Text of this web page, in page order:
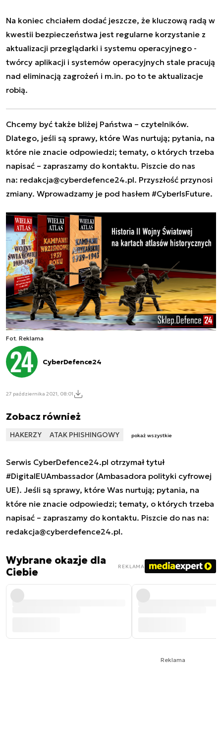
Na koniec chciałem dodać jeszcze, że kluczową radą w
kwestii bezpieczeństwa jest regularne korzystanie z
aktualizacji przeglądarki i systemu operacyjnego -
twórcy aplikacji i systemów operacyjnych stale pracują
nad eliminacją zagrożeń i m.in. po to te aktualizacje
robią.
Chcemy być także bliżej Państwa – czytelników.
Dlatego, jeśli są sprawy, które Was nurtują; pytania, na
które nie znacie odpowiedzi; tematy, o których trzeba
napisać – zapraszamy do kontaktu. Piszcie do nas
na: redakcja@cyberdefence24.pl. Przyszłość przynosi
zmiany. Wprowadzamy je pod hasłem #CyberIsFuture.
Fot. Reklama
CyberDefence24
27 października 2021, 08:01
Zobacz również
HAKERZY ATAK PHISHINGOWY pokaż wszystkie
Serwis CyberDefence24.pl otrzymał tytuł
#DigitalEUAmbassador (Ambasadora polityki cyfrowej
UE). Jeśli są sprawy, które Was nurtują; pytania, na
które nie znacie odpowiedzi; tematy, o których trzeba
napisać – zapraszamy do kontaktu. Piszcie do nas na:
redakcja@cyberdefence24.pl.
Wybrane okazje dla
Ciebie
REKLAMA
Reklama